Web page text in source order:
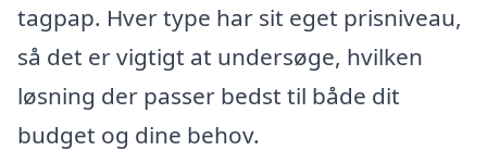
tagpap. Hver type har sit eget prisniveau,
så det er vigtigt at undersøge, hvilken
løsning der passer bedst til både dit
budget og dine behov.